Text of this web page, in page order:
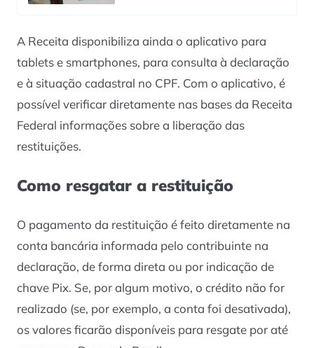
A Receita disponibiliza ainda o aplicativo para
tablets e smartphones, para consulta à declaração
e à situação cadastral no CPF. Com o aplicativo, é
possível verificar diretamente nas bases da Receita
Federal informações sobre a liberação das
restituições.
Como resgatar a restituição
O pagamento da restituição é feito diretamente na
conta bancária informada pelo contribuinte na
declaração, de forma direta ou por indicação de
chave Pix. Se, por algum motivo, o crédito não for
realizado (se, por exemplo, a conta foi desativada),
os valores ficarão disponíveis para resgate por até